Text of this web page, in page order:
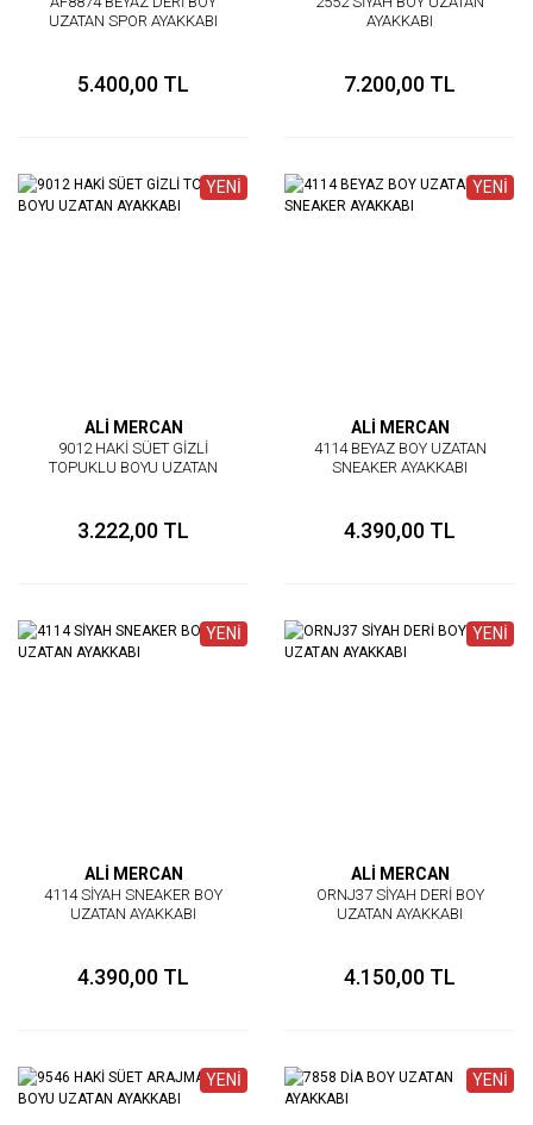
UZATAN SPOR AYAKKABI
5.400,00 TL
AYAKKABI
7.200,00 TL
YENİ
ALİ MERCAN
9012 HAKİ SÜET GİZLİ
TOPUKLU BOYU UZATAN
3.222,00 TL
YENİ
ALİ MERCAN
4114 BEYAZ BOY UZATAN
SNEAKER AYAKKABI
4.390,00 TL
YENİ
ALİ MERCAN
4114 SİYAH SNEAKER BOY
UZATAN AYAKKABI
4.390,00 TL
YENİ
ALİ MERCAN
ORNJ37 SİYAH DERİ BOY
UZATAN AYAKKABI
4.150,00 TL
YENİ YENİ